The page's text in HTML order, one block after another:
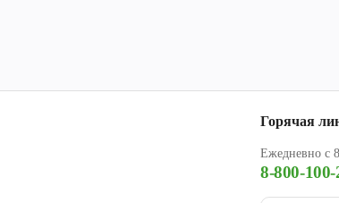
Горячая
Ежедневно с
8-800-100-